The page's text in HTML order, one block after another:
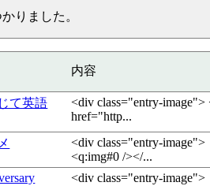
りました。
内容
て英語
<div class="entry-image">
href="http...
<div class="entry-image">
<q:img#0 /></...
<div class="entry-image">